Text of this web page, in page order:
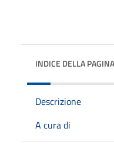
INDICE DELLA PAGINA
Descrizione
A cura di